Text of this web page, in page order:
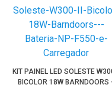
KIT PAINEL LED SOLESTE
BICOLOR 18W BARNDOORS